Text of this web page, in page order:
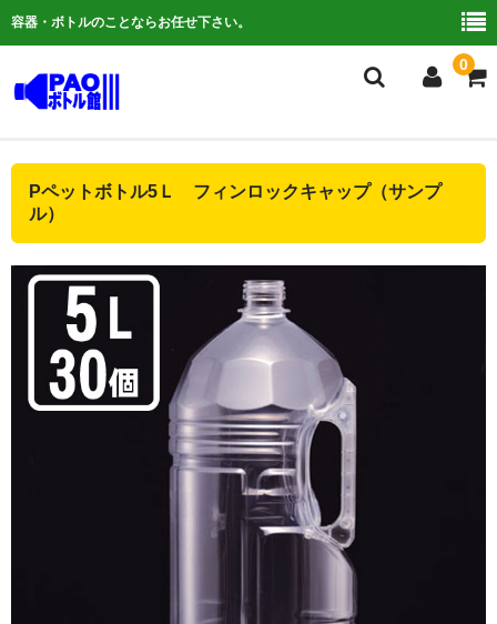
容器・ボトルのことならお任せ下さい。
0
ご利用ガイド
よくある質問
容器について
お問い合わせ
Pペットボトル5Ｌ フィンロックキャップ（サンプ
ル）